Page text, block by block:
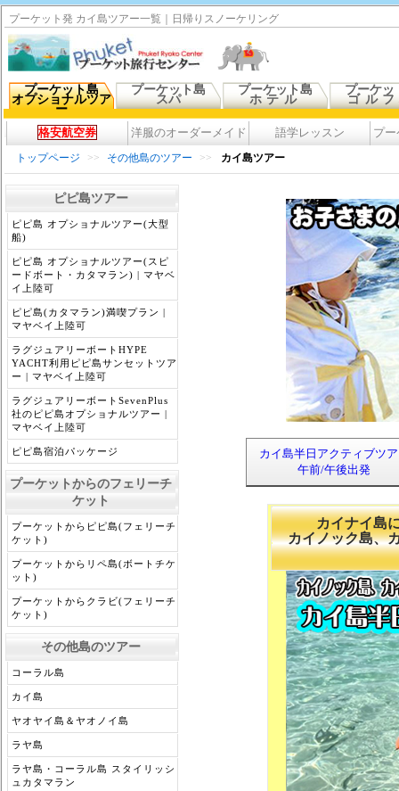
プーケット発 カイ島ツアー一覧｜日帰りスノーケリング
プーケット島
オプショナルツア
ー
プーケット島
スパ
プーケット島
ホテル
プーケッ
ゴル
格安航空券 洋服のオーダーメイド 語学レッスン プ
トップページ >> その他島のツアー >> カイ島ツアー
ピピ島ツアー
ピピ島 オプショナルツアー(大型
船)
ピピ島 オプショナルツアー(スピ
ードボート・カタマラン) | マヤベ
イ上陸可
ピピ島(カタマラン)満喫プラン |
マヤベイ上陸可
ラグジュアリーボートHYPE
YACHT利用ピピ島サンセットツア
ー | マヤベイ上陸可
ラグジュアリーボートSevenPlus
社のピピ島オプショナルツアー |
マヤベイ上陸可
ピピ島宿泊パッケージ
プーケットからのフェリーチ
ケット
プーケットからピピ島(フェリーチ
ケット)
プーケットからリペ島(ボートチケ
ット)
プーケットからクラビ(フェリーチ
ケット)
その他島のツアー
コーラル島
カイ島
ヤオヤイ島＆ヤオノイ島
ラヤ島
ラヤ島・コーラル島 スタイリッシ
ュカタマラン
カイ島半日アクティブツ
午前/午後出発
カイナイ島
カイノック島、